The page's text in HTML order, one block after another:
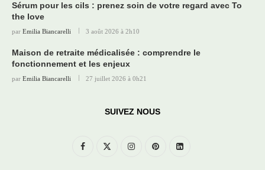
Sérum pour les cils : prenez soin de votre regard avec To
the love
par Emilia Biancarelli 3 août 2026 à 2h10
Maison de retraite médicalisée : comprendre le
fonctionnement et les enjeux
par Emilia Biancarelli 27 juillet 2026 à 0h21
SUIVEZ NOUS